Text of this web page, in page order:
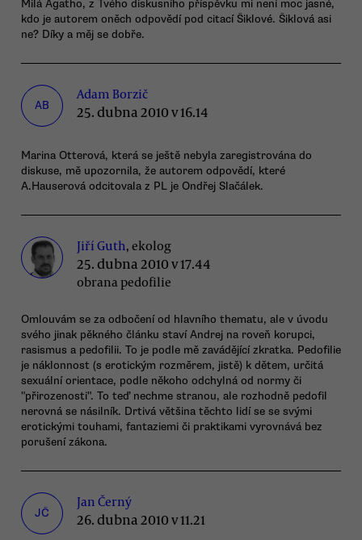
Milá Agatho, z Tvého diskusního příspěvku mi není moc jasné,
kdo je autorem oněch odpovědí pod citací Šiklové. Šiklová asi
ne? Díky a měj se dobře.
AB
Adam Borzič
25. dubna 2010 v 16.14
Marina Otterová, která se ještě nebyla zaregistrována do
diskuse, mě upozornila, že autorem odpovědí, které
A.Hauserová odcitovala z PL je Ondřej Slačálek.
Jiří Guth, ekolog
25. dubna 2010 v 17.44
obrana pedofilie
Omlouvám se za odbočení od hlavního thematu, ale v úvodu
svého jinak pěkného článku staví Andrej na roveň korupci,
rasismus a pedofilii. To je podle mě zavádějící zkratka. Pedofilie
je náklonnost (s erotickým rozměrem, jistě) k dětem, určitá
sexuální orientace, podle někoho odchylná od normy či
"přirozenosti". To teď nechme stranou, ale rozhodně pedofil
nerovná se násilník. Drtivá většina těchto lidí se se svými
erotickými touhami, fantaziemi či praktikami vyrovnává bez
porušení zákona.
JČ
Jan Černý
26. dubna 2010 v 11.21